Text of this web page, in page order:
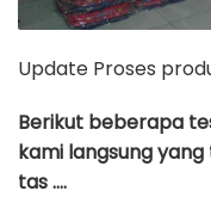
Update Proses
Berikut beberapa
kami langsung
tas ….